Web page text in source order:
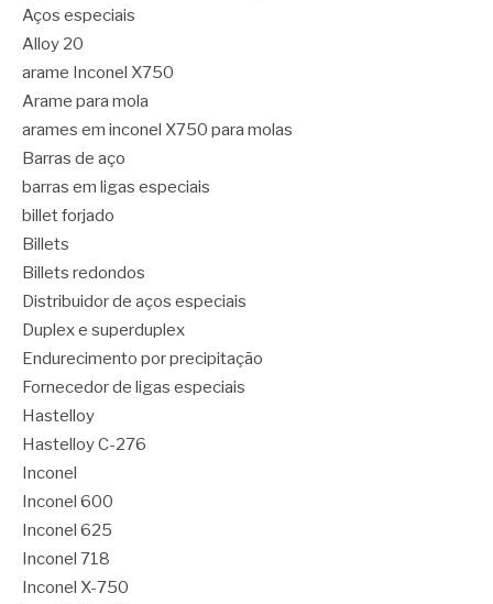
Aços especiais
Alloy 20
arame Inconel X750
Arame para mola
arames em inconel X750 para molas
Barras de aço
barras em ligas especiais
billet forjado
Billets
Billets redondos
Distribuidor de aços especiais
Duplex e superduplex
Endurecimento por precipitação
Fornecedor de ligas especiais
Hastelloy
Hastelloy C-276
Inconel
Inconel 600
Inconel 625
Inconel 718
Inconel X-750